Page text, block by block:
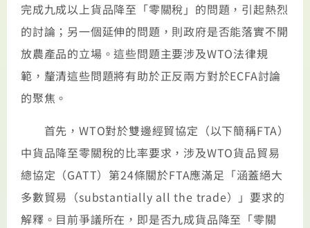
完成九成以上貨品降至「零關稅」的問題，引起熱烈
的討論；另一個延伸的問題，則政府是否能落實不開
放農產品的立場。這些問題主要涉及WTO法律規
範，釐清這些問題將有助於正反兩方對於ECFA討論
的聚焦。
首先，WTO對於雙邊經貿協定（以下簡稱FTA）
中貨品降至零關稅的比率要求，涉及WTO貨品貿易
總協定（GATT）第24條關於FTA應滿足「涵蓋絕大
多數貿易（substantially all the trade）」要求的
解釋。目前爭議所在，即是否九成貨品降至「零關